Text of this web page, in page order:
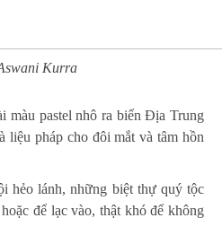
Kurra
màu pastel nhô ra biển Địa Trung
pháp cho đôi mắt và tâm hồn
hẻo lánh, những biệt thự quý tộc
để lạc vào, thật khó để không